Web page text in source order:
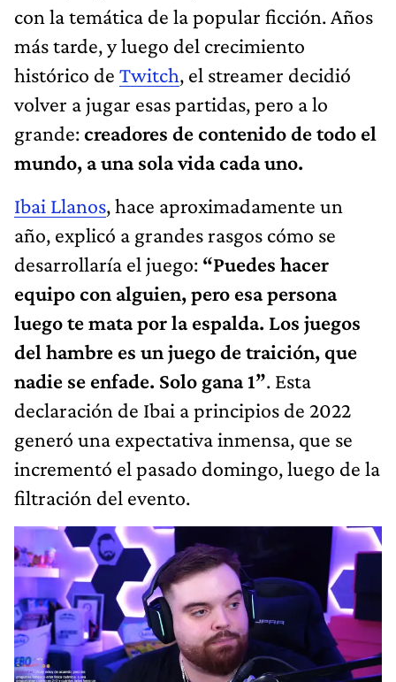
con la temática de la popular ficción. Años
más tarde, y luego del crecimiento
histórico de Twitch, el streamer decidió
volver a jugar esas partidas, pero a lo
grande:creadores de contenido de todo el
mundo, a una sola vida cada uno.
Ibai Llanos, hace aproximadamente un
año, explicó a grandes rasgos cómo se
desarrollaría el juego: “Puedes hacer
equipo con alguien, pero esa persona
luego te mata por la espalda. Los juegos
del hambre es un juego de traición, que
nadie se enfade. Solo gana 1”. Esta
declaración de Ibai a principios de 2022
generó una expectativa inmensa, que se
incrementó el pasado domingo, luego de la
filtración del evento.